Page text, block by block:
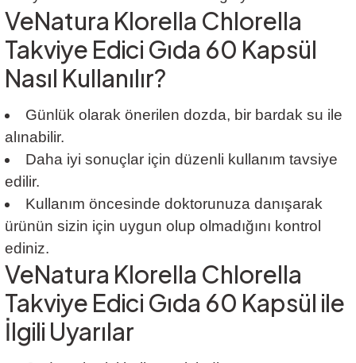
VeNatura Klorella Chlorella
Takviye Edici Gıda 60 Kapsül
Nasıl Kullanılır?
Günlük olarak önerilen dozda, bir bardak su ile
alınabilir.
Daha iyi sonuçlar için düzenli kullanım tavsiye
edilir.
Kullanım öncesinde doktorunuza danışarak
ürünün sizin için uygun olup olmadığını kontrol
ediniz.
VeNatura Klorella Chlorella
Takviye Edici Gıda 60 Kapsül ile
İlgili Uyarılar